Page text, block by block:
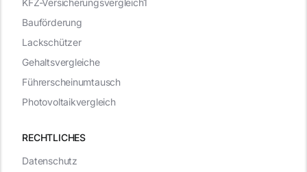
RECHTLICHES
Datenschutz
Bauförderung
Lackschützer
Gehaltsvergleiche
Führerscheinumtausch
Photovoltaikvergleich